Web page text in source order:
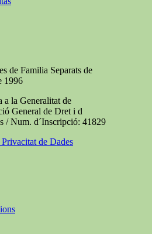
de Familia Separats de
1996
a la Generalitat de
General de Dret i d
/ Num. d´Inscripció: 41829
de Dades